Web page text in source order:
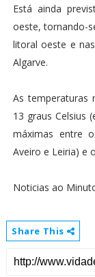
Está ainda
oeste, tornando-
litoral oeste e
Algarve.
As temperaturas
13 graus Celsius
máximas entre
Aveiro e Leiria) e
Noticias ao
Share This